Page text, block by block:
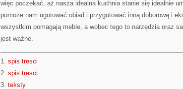
więc poczekać, aż nasza idealna kuchnia stanie się idealnie
pomoże nam ugotować obiad i przygotować inną doborową i
wszystkim pomagają meble, a wobec tego to narzędzia oraz
jest ważne.
1. spis tresci
2. spis tresci
3. teksty